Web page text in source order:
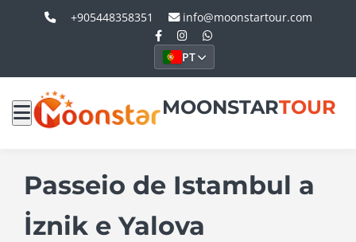
+905448358351 info@moonstartour.com
PT
MOONSTARTOUR
Passeio de Istambul a
İznik e Yalova